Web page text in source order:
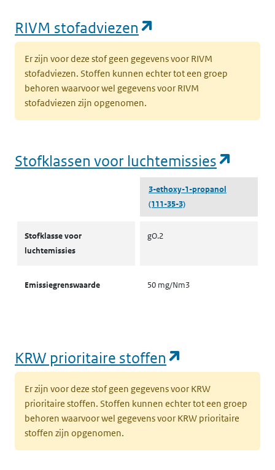
RIVM stofadviezen
Er zijn voor deze stof geen gegevens voor RIVM
stofadviezen. Stoffen kunnen echter tot een groep
behoren waarvoor wel gegevens voor RIVM
stofadviezen zijn opgenomen.
Stofklassen voor luchtemissies
3-ethoxy-1-propanol
(111-35-3)
Stofklasse voor
luchtemissies
gO.2
Emissiegrenswaarde 50 mg/Nm3
KRW prioritaire stoffen
Er zijn voor deze stof geen gegevens voor KRW
prioritaire stoffen. Stoffen kunnen echter tot een groep
behoren waarvoor wel gegevens voor KRW prioritaire
stoffen zijn opgenomen.